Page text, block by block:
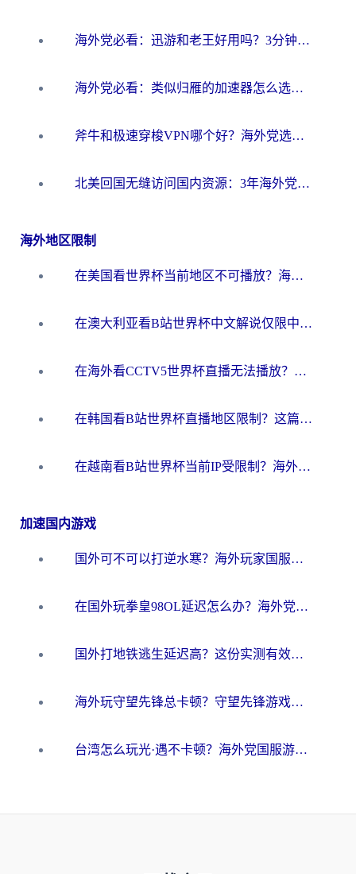
海外党必看：迅游和老王好用吗？3分钟选对加速国内网络的加速器
海外党必看：类似归雁的加速器怎么选？一篇搞定无缝访问国内资源
斧牛和极速穿梭VPN哪个好？海外党选回国加速器必看的真实对比与避坑指南
北美回国无缝访问国内资源：3年海外党亲测的加速器选择指南
海外地区限制
在美国看世界杯当前地区不可播放？海外党体育观赛终极指南来了！
在澳大利亚看B站世界杯中文解说仅限中国大陆？这篇指南帮你打破限制看遍赛事
在海外看CCTV5世界杯直播无法播放？这篇指南让你和国内球迷同步呐喊
在韩国看B站世界杯直播地区限制？这篇指南让你告别“当前地区不可播放”
在越南看B站世界杯当前IP受限制？海外党体育观赛终极指南来了
加速国内游戏
国外可不可以打逆水寒？海外玩家国服畅玩终极指南（附漫威荒野乱斗加速方案）
在国外玩拳皇98OL延迟怎么办？海外党亲测有效的低延迟指南
国外打地铁逃生延迟高？这份实测有效的低延迟指南帮你吃鸡
海外玩守望先锋总卡顿？守望先锋游戏加速器在哪里买&避坑指南（附欧洲非洲游戏实测）
台湾怎么玩光·遇不卡顿？海外党国服游戏加速终极攻略（附实测体验）